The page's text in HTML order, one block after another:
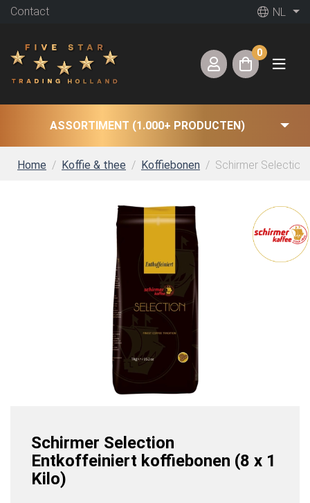
Contact NL
0
ASSORTIMENT (1.000+ PRODUCTEN)
Home Koffie & thee Koffiebonen Schirmer
Schirmer Selection
Entkoffeiniert koffiebonen (8 x 1
Kilo)